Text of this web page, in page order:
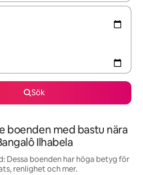
Sök
boenden med bastu nära
Ilhabela
Dessa boenden har höga betyg för
renlighet och mer.